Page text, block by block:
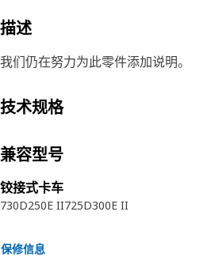
描述
我们仍在努力为此零件添加说明。
技术规格
兼容型号
铰接式卡车
730D250E II725D300E II
保修信息